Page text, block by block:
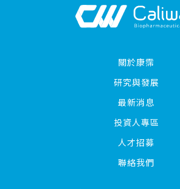
關於康霈
研究與發展
最新消息
投資人專區
人才招募
聯絡我們